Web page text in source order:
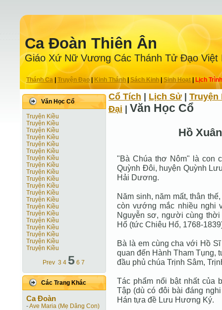
Ca Ðoàn Thiên Ân
Giáo Xứ Nữ Vương Các Thánh Tử Ðạo Việt
Thánh Ca Truyện Ðạo| Kinh Thánh Sách Kinh|Sinh Hoạt| Lịch Trình
Văn Học Cổ
Truyện Kiều
Truyện Kiều
Truyện Kiều
Truyện Kiều
Truyện Kiều
Truyện Kiều
Truyện Kiều
Truyện Kiều
Truyện Kiều
Truyện Kiều
Truyện Kiều
Truyện Kiều
Truyện Kiều
Truyện Kiều
Truyện Kiều
Truyện Kiều
Truyện Kiều
Truyện Kiều
Truyện Kiều
Truyện Kiều
Prev 3 4 5 6 7
Các Trang Khác
Ca Ðoàn
-Ave Maria (Mẹ Dâng Con)
Cổ Tích Lịch Sử
Truyện
Ðại
Văn Học Cổ
Hồ
"Bà Chúa thơ Nôm" là con
Quỳnh Đôi, huyện Quỳnh
Hải Dương.
Năm sinh, năm mất, thân
còn vướng mắc nhiều nghi
Nguyễn sơ, người cùng
Hổ (tức Chiêu Hổ, 1768-
Bà là em cùng cha với Hồ
quan đến Hành Tham Tụng,
đầu phủ chúa Trịnh Sâm,
Tác phẩm nổi bật nhất của
Tập (dù có đôi bài đáng
Hán tựa đề Lưu Hương Ký.